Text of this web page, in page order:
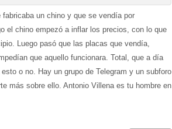
un chino y que se vendía por
el chino empezó a inflar los precios, con lo que
Luego pasó que las placas que vendía,
que aquello funcionara. Total, que a día
o no. Hay un grupo de Telegram y un subforo
más sobre ello. Antonio Villena es tu hombre en